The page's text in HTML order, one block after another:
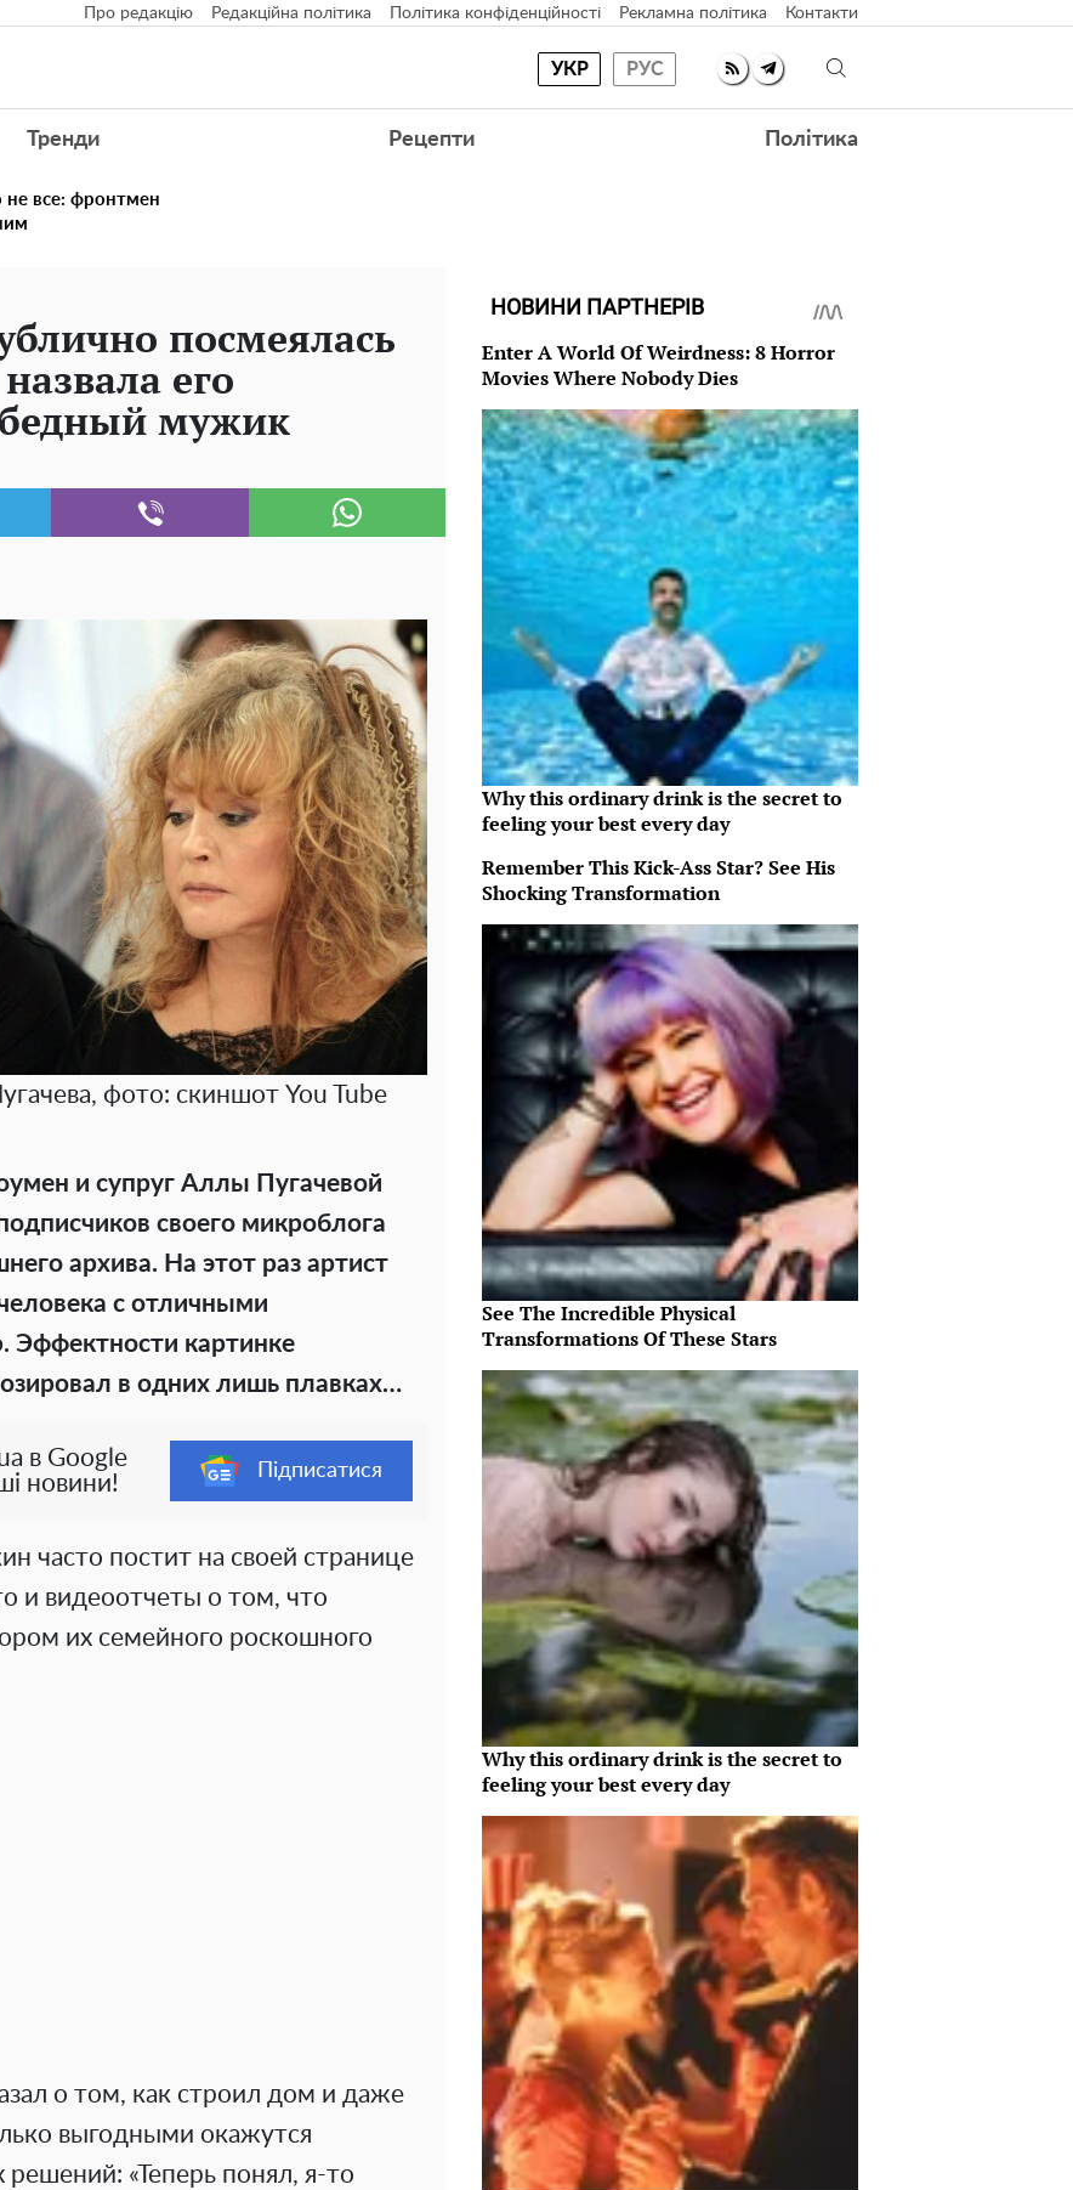
Про редакцію Редакційна політика Політика конфіденційності Рекламна політика Контакти
УКР РУС
Тренди Рецепти Політика
не все: фронтмен
посмеялась
его
мужик
фото: скиншот You Tube
и супруг Аллы Пугачевой
своего микроблога
архива. На этот раз артист
с отличными
Эффектности картинке
в одних лишь плавках…
в Google
новини!
Підписатися
часто постит на своей странице
и видеоотчеты о том, что
их семейного роскошного
о том, как строил дом и даже
выгодными окажутся
«Теперь понял, я-то
НОВИНИ ПАРТНЕРІВ
Enter A World Of Weirdness: 8 Horror
Movies Where Nobody Dies
Why this ordinary drink is the secret to
feeling your best every day
Remember This Kick-Ass Star? See His
Shocking Transformation
See The Incredible Physical
Transformations Of These Stars
Why this ordinary drink is the secret to
feeling your best every day